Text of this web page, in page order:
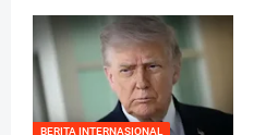
BERITA INTERNASIONAL